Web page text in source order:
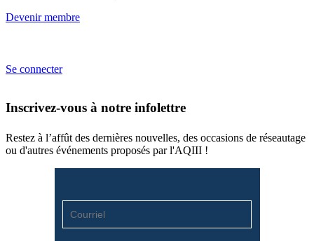
Devenir membre
Se connecter
Inscrivez-vous à notre infolettre
Restez à l’affût des dernières nouvelles, des occasions de réseautage
ou d'autres événements proposés par l'AQIII !